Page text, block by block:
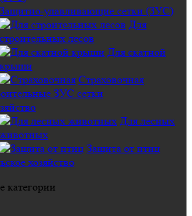
Защитно-улавливающие сетки (ЗУС)
Для
строительных лесов
Для скатной
крыши
Страховочная
Для лесных
животных
Защита от птиц
категории